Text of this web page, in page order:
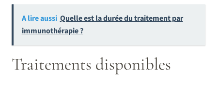
A lire aussi Quelle est la durée du traitement par
immunothérapie ?
Traitements disponibles